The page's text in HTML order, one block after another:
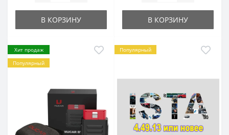
В КОРЗИНУ В КОРЗИНУ
Хит продаж
Популярный
Популярный